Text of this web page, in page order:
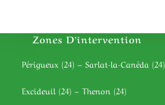
Zones D’intervention
Périgueux (24) – Sarlat-la-Canéda (24)
Excideuil (24) – Thenon (24)